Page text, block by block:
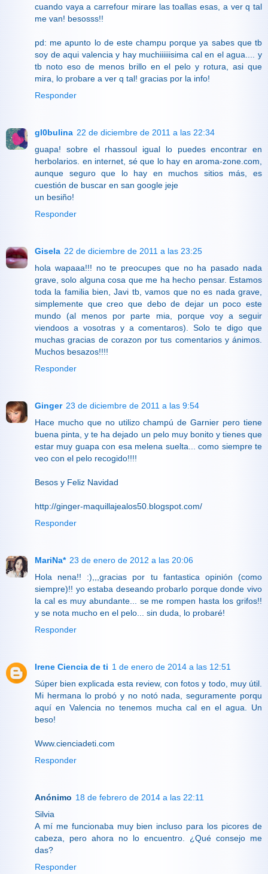
cuando vaya a carrefour mirare las toallas esas, a ver q tal
me van! besosss!!
pd: me apunto lo de este champu porque ya sabes que tb
soy de aqui valencia y hay muchiiiiiisima cal en el agua.... y
tb noto eso de menos brillo en el pelo y rotura, asi que
mira, lo probare a ver q tal! gracias por la info!
Responder
gl0bulina 22 de diciembre de 2011 a las 22:34
guapa! sobre el rhassoul igual lo puedes encontrar en
herbolarios. en internet, sé que lo hay en aroma-zone.com,
aunque seguro que lo hay en muchos sitios más, es
cuestión de buscar en san google jeje
un besiño!
Responder
Gisela 22 de diciembre de 2011 a las 23:25
hola wapaaa!!! no te preocupes que no ha pasado nada
grave, solo alguna cosa que me ha hecho pensar. Estamos
toda la familia bien, Javi tb, vamos que no es nada grave,
simplemente que creo que debo de dejar un poco este
mundo (al menos por parte mia, porque voy a seguir
viendoos a vosotras y a comentaros). Solo te digo que
muchas gracias de corazon por tus comentarios y ánimos.
Muchos besazos!!!!
Responder
Ginger 23 de diciembre de 2011 a las 9:54
Hace mucho que no utilizo champú de Garnier pero tiene
buena pinta, y te ha dejado un pelo muy bonito y tienes que
estar muy guapa con esa melena suelta... como siempre te
veo con el pelo recogido!!!!
Besos y Feliz Navidad
http://ginger-maquillajealos50.blogspot.com/
Responder
MariNa* 23 de enero de 2012 a las 20:06
Hola nena!! :),,,gracias por tu fantastica opinión (como
siempre)!! yo estaba deseando probarlo porque donde vivo
la cal es muy abundante... se me rompen hasta los grifos!!
y se nota mucho en el pelo... sin duda, lo probaré!
Responder
Irene Ciencia de ti 1 de enero de 2014 a las 12:51
Súper bien explicada esta review, con fotos y todo, muy útil.
Mi hermana lo probó y no notó nada, seguramente porqu
aquí en Valencia no tenemos mucha cal en el agua. Un
beso!
Www.cienciadeti.com
Responder
Anónimo 18 de febrero de 2014 a las 22:11
Silvia
A mí me funcionaba muy bien incluso para los picores de
cabeza, pero ahora no lo encuentro. ¿Qué consejo me
das?
Responder